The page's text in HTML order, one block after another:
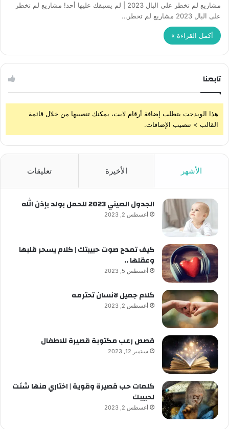
مشاريع لم تخطر على البال 2023 | لم يسبقك عليها أحد! مشاريع لم تخطر
على البال 2023 مشاريع لم تخطر…
أكمل القراءة »
تابعنا
هذا الويدجت يتطلب إضافة أرقام لايت، يمكنك تنصيبها من خلال قائمة
القالب > تنصيب الإضافات.
الأشهر الأخيرة تعليقات
الجدول الصيني 2023 للحمل بولد بإذن الله
أغسطس 2, 2023
كيف تمدح صوت حبيبتك | كلام يسحر قلبها
وعقلها ..
أغسطس 5, 2023
كلام جميل لانسان تحترمه
أغسطس 2, 2023
قصص رعب مكتوبة قصيرة للاطفال
سبتمبر 12, 2023
كلمات حب قصيرة وقوية | اختاري منها شئت
لحبيبك
أغسطس 2, 2023